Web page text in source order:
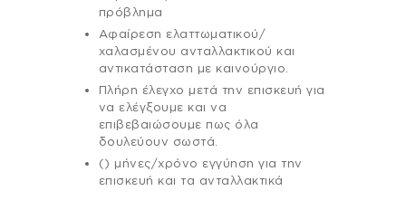
πρόβλημα
Αφαίρεση ελαττωματικού/
χαλασμένου ανταλλακτικού και
αντικατάσταση με καινούργιο.
Πλήρη έλεγχο μετά την επισκευή για
να ελέγξουμε και να
επιβεβαιώσουμε πως όλα
δουλεύουν σωστά.
() μήνες/χρόνο εγγύηση για την
επισκευή και τα ανταλλακτικά